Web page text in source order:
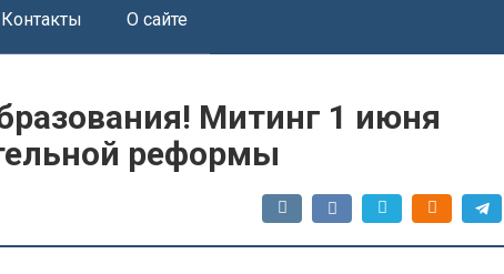
Контакты О сайте
Митинг 1 июня
реформы